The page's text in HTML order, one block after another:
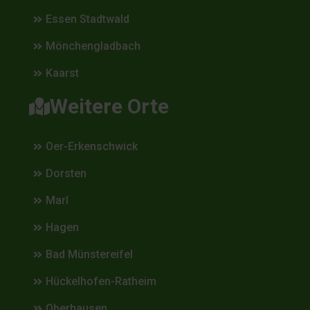
Essen Stadtwald
Mönchengladbach
Kaarst
Weitere Orte
Oer-Erkenschwick
Dorsten
Marl
Hagen
Bad Münstereifel
Hückelhofen-Ratheim